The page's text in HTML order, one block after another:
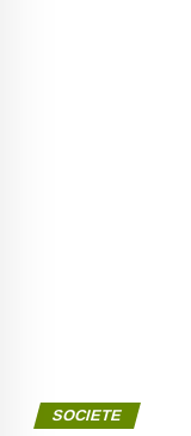
SOCIETE